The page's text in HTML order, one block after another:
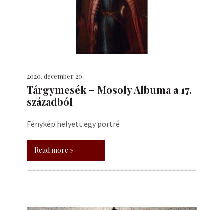
2020. december 20.
Tárgymesék – Mosoly Albuma a 17.
századból
Fénykép helyett egy portré
Read more »